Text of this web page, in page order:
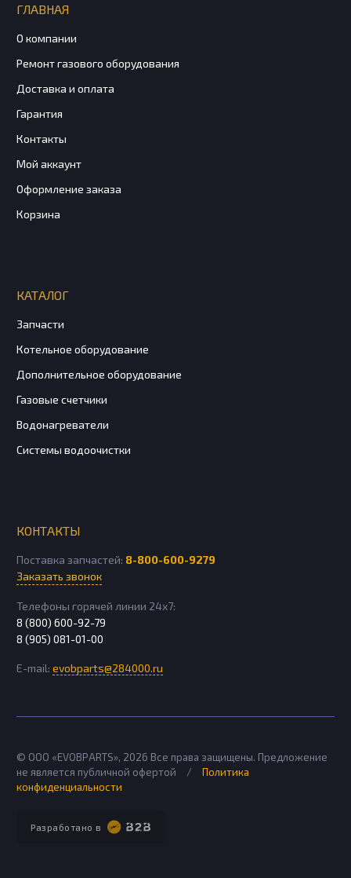
ГЛАВНАЯ
О компании
Ремонт газового оборудования
Доставка и оплата
Гарантия
Контакты
Мой аккаунт
Оформление заказа
Корзина
КАТАЛОГ
Запчасти
Котельное оборудование
Дополнительное оборудование
Газовые счетчики
Водонагреватели
Системы водоочистки
КОНТАКТЫ
Поставка запчастей: 8-800-600-9279
Заказать звонок
Телефоны горячей линии 24х7:
8 (800) 600-92-79
8 (905) 081-01-00
E-mail: evobparts@284000.ru
Разработано в
© ООО «EVOBPARTS», 2026 Все права защищены. Предложение
не является публичной офертой
/
Политика
конфиденциальности